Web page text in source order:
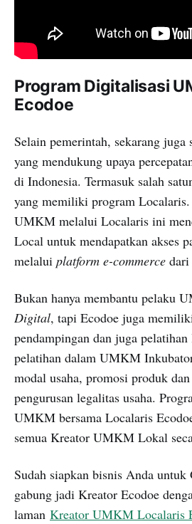
Program Digitalisasi
Ecodoe
Selain pemerintah, sekarang juga
yang mendukung upaya
di Indonesia. Termasuk salah
yang memiliki program
UMKM melalui Localaris ini
Local untuk mendapatkan akses
melalui platform e-commerce dari
Bukan hanya membantu pelaku
Digital, tapi Ecodoe juga
pendampingan dan juga
pelatihan dalam UMKM
modal usaha, promosi produk
pengurusan legalitas usaha.
UMKM bersama Localaris
semua Kreator UMKM Lokal
Sudah siapkan bisnis Anda
gabung jadi Kreator Ecodoe
laman Kreator UMKM Localaris